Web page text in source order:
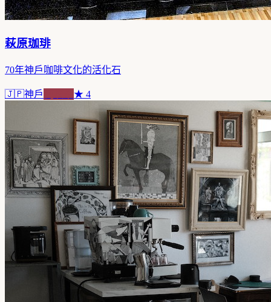
萩原珈琲
70年神戶咖啡文化的活化石
🇯🇵神戶 ★ 4